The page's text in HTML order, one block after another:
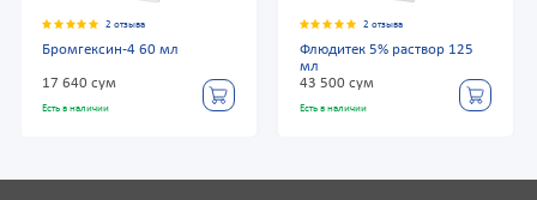
2 отзыва
Бромгексин-4 60 мл
17 640 сум
Есть в наличии
2 отзыва
Флюдитек 5% раствор 125
мл
43 500 сум
Есть в наличии